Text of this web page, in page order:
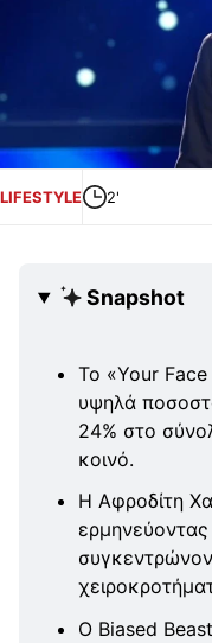
LIFESTYLE 2'
Snapshot
Το «Your
υψηλά
24% στο
κοινό.
Η Αφροδίτη
Ο Biased